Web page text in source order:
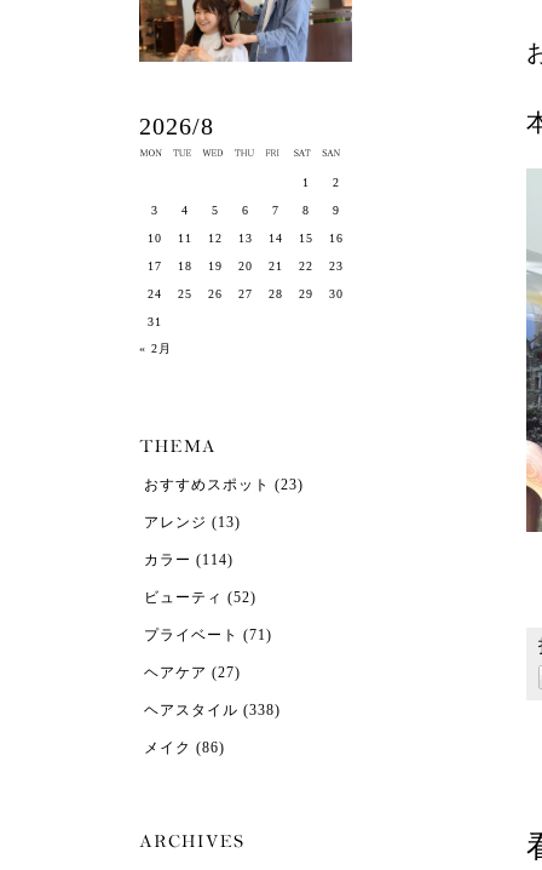
2026/8
« 2月
1 2
3 4 5 6 7 8 9
10 11 12 13 14 15 16
17 18 19 20 21 22 23
24 25 26 27 28 29 30
31
おすすめスポット (23)
アレンジ (13)
カラー (114)
ビューティ (52)
プライベート (71)
ヘアケア (27)
ヘアスタイル (338)
メイク (86)